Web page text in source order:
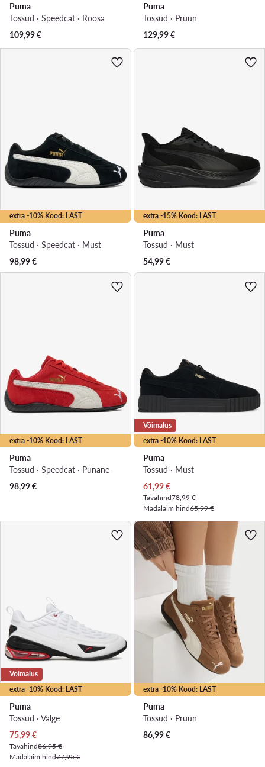
Puma
Tossud · Speedcat · Roosa
109,99€
Puma
Tossud · Pruun
129,99€
extra -10% Kood: LAST
Puma
Tossud · Speedcat · Must
98,99€
extra -15% Kood: LAST
Puma
Tossud · Must
54,99€
extra -10% Kood: LAST
Puma
Tossud · Speedcat · Punane
98,99€
extra -10% Kood: LAST
Võimalus
Puma
Tossud · Must
Praegune hind
61,99€
Tavahind78,99 €
Madalaim hind65,99 €
extra -10% Kood: LAST
Võimalus
Puma
Tossud · Valge
Praegune hind
75,99€
Tavahind86,95 €
Madalaim hind77,95 €
extra -10% Kood: LAST
Puma
Tossud · Pruun
86,99€